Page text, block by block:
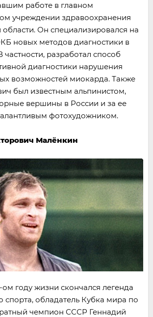
работе в главном
учреждении здравоохранения
Он специализировался на
новых методов диагностики в
частности, разработал способ
диагностики нарушения
возможностей миокарда. Также
был известным альпинистом,
вершины в России и за ее
фотохудожником.
Малёнкин
году жизни скончался легенда
спорта, обладатель Кубка мира по
чемпион СССР Геннадий